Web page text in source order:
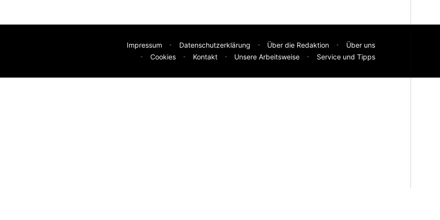
Impressum Datenschutzerklärung Über die Redaktion
Über uns
Cookies
Kontakt Unsere Arbeitsweise Service und Tipps